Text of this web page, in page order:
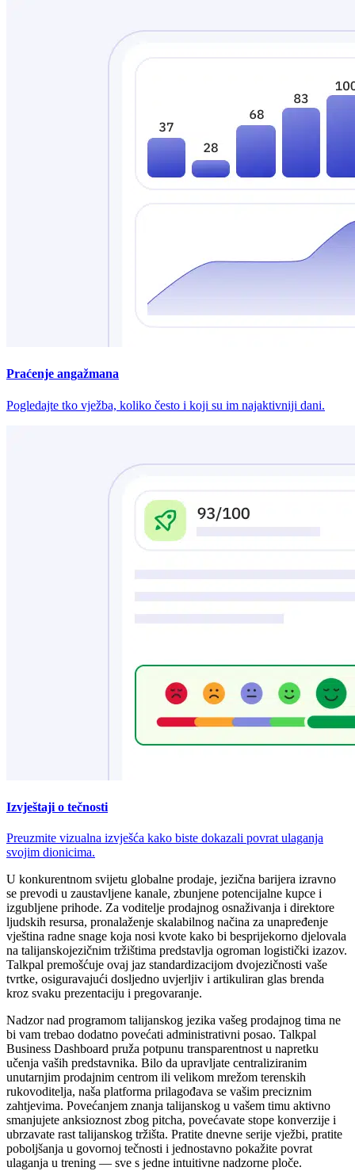
Praćenje angažmana
Pogledajte tko vježba, koliko često i koji su im najaktivniji dani.
Izvještaji o tečnosti
Preuzmite vizualna izvješća kako biste dokazali povrat ulaganja
svojim dionicima.
U konkurentnom svijetu globalne prodaje, jezična barijera izravno
se prevodi u zaustavljene kanale, zbunjene potencijalne kupce i
izgubljene prihode. Za voditelje prodajnog osnaživanja i direktore
ljudskih resursa, pronalaženje skalabilnog načina za unapređenje
vještina radne snage koja nosi kvote kako bi besprijekorno djelovala
na talijanskojezičnim tržištima predstavlja ogroman logistički izazov.
Talkpal premošćuje ovaj jaz standardizacijom dvojezičnosti vaše
tvrtke, osiguravajući dosljedno uvjerljiv i artikuliran glas brenda
kroz svaku prezentaciju i pregovaranje.
Nadzor nad programom talijanskog jezika vašeg prodajnog tima ne
bi vam trebao dodatno povećati administrativni posao. Talkpal
Business Dashboard pruža potpunu transparentnost u napretku
učenja vaših predstavnika. Bilo da upravljate centraliziranim
unutarnjim prodajnim centrom ili velikom mrežom terenskih
rukovoditelja, naša platforma prilagođava se vašim preciznim
zahtjevima. Povećanjem znanja talijanskog u vašem timu aktivno
smanjujete anksioznost zbog pitcha, povećavate stope konverzije i
ubrzavate rast talijanskog tržišta. Pratite dnevne serije vježbi, pratite
poboljšanja u govornoj tečnosti i jednostavno pokažite povrat
ulaganja u trening — sve s jedne intuitivne nadzorne ploče.